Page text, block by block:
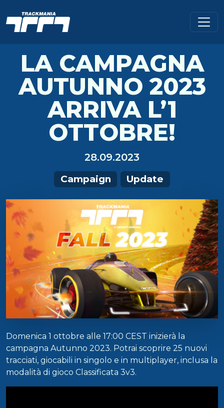
LA CAMPAGNA
AUTUNNO 2023
ARRIVA L’1
OTTOBRE!
28.09.2023
Campaign Update
Domenica 1 ottobre alle 17:00 CEST inizierà la
campagna Autunno 2023. Potrai scoprire 25 nuovi
tracciati, giocabili in singolo e in multiplayer, inclusa la
modalità di gioco Classificata 3v3.